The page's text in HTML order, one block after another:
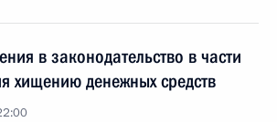
в законодательство в части
хищению денежных средств